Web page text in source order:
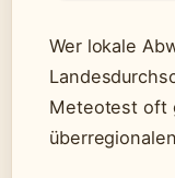
Wer lokale
Meteotest oft